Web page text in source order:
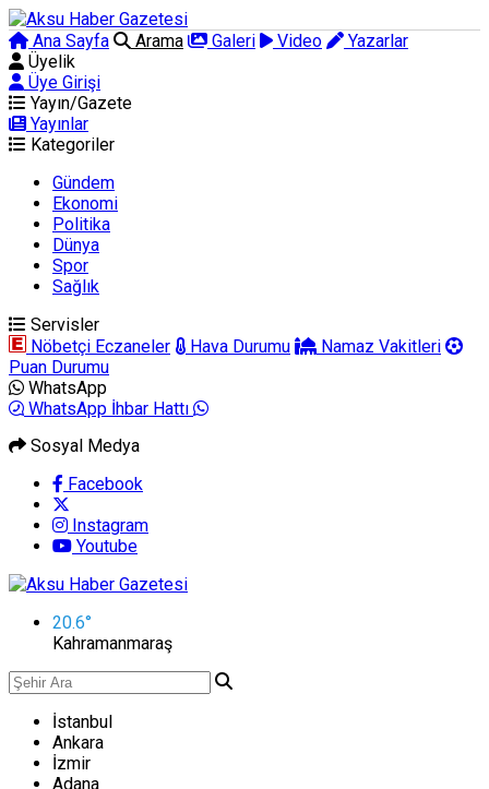
Ana Sayfa Arama Galeri Video
Yazarlar
Üyelik
Üye Girişi
Yayın/Gazete
Yayınlar
Kategoriler
Gündem
Ekonomi
Politika
Dünya
Spor
Sağlık
Servisler
Nöbetçi Eczaneler
Hava Durumu
Namaz Vakitleri
Puan Durumu
WhatsApp
WhatsApp İhbar Hattı
Sosyal Medya
Facebook
Instagram
Youtube
20.6°
Kahramanmaraş
İstanbul
Ankara
İzmir
Adana